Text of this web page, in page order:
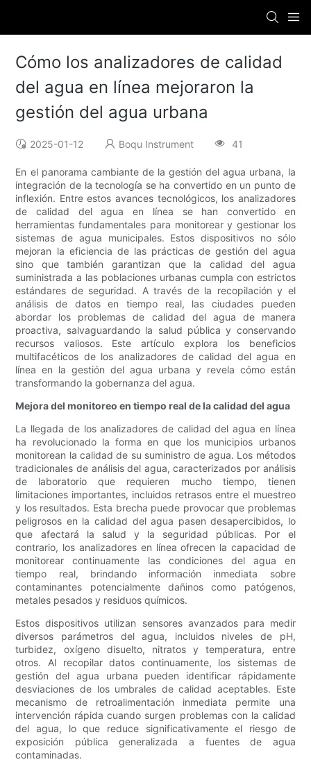
Cómo los analizadores de calidad
del agua en línea mejoraron la
gestión del agua urbana
2025-01-12 Boqu Instrument 41
En el panorama cambiante de la gestión del agua urbana, la
integración de la tecnología se ha convertido en un punto de
inflexión. Entre estos avances tecnológicos, los analizadores
de calidad del agua en línea se han convertido en
herramientas fundamentales para monitorear y gestionar los
sistemas de agua municipales. Estos dispositivos no sólo
mejoran la eficiencia de las prácticas de gestión del agua
sino que también garantizan que la calidad del agua
suministrada a las poblaciones urbanas cumpla con estrictos
estándares de seguridad. A través de la recopilación y el
análisis de datos en tiempo real, las ciudades pueden
abordar los problemas de calidad del agua de manera
proactiva, salvaguardando la salud pública y conservando
recursos valiosos. Este artículo explora los beneficios
multifacéticos de los analizadores de calidad del agua en
línea en la gestión del agua urbana y revela cómo están
transformando la gobernanza del agua.
Mejora del monitoreo en tiempo real de la calidad del agua
La llegada de los analizadores de calidad del agua en línea
ha revolucionado la forma en que los municipios urbanos
monitorean la calidad de su suministro de agua. Los métodos
tradicionales de análisis del agua, caracterizados por análisis
de laboratorio que requieren mucho tiempo, tienen
limitaciones importantes, incluidos retrasos entre el muestreo
y los resultados. Esta brecha puede provocar que problemas
peligrosos en la calidad del agua pasen desapercibidos, lo
que afectará la salud y la seguridad públicas. Por el
contrario, los analizadores en línea ofrecen la capacidad de
monitorear continuamente las condiciones del agua en
tiempo real, brindando información inmediata sobre
contaminantes potencialmente dañinos como patógenos,
metales pesados ​​y residuos químicos.
Estos dispositivos utilizan sensores avanzados para medir
diversos parámetros del agua, incluidos niveles de pH,
turbidez, oxígeno disuelto, nitratos y temperatura, entre
otros. Al recopilar datos continuamente, los sistemas de
gestión del agua urbana pueden identificar rápidamente
desviaciones de los umbrales de calidad aceptables. Este
mecanismo de retroalimentación inmediata permite una
intervención rápida cuando surgen problemas con la calidad
del agua, lo que reduce significativamente el riesgo de
exposición pública generalizada a fuentes de agua
contaminadas.